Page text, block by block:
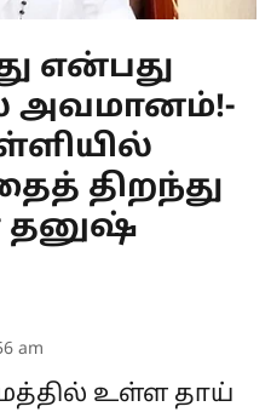
என்பது
அவமானம்!-
திறந்து
தனுஷ்
am
உள்ள தாய்